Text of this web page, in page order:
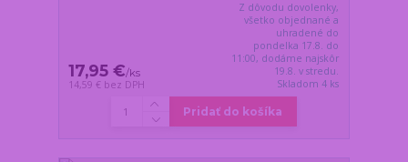
17,95 €/ks
14,59 € bez DPH
Z dôvodu dovolenky,
všetko objednané a
uhradené do
pondelka 17.8. do
11:00, dodáme najskôr
19.8. v stredu.
Skladom 4 ks
Pridať do košíka